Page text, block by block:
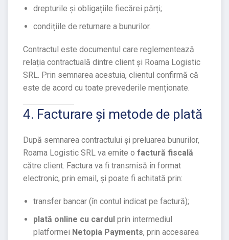
drepturile și obligațiile fiecărei părți;
condițiile de returnare a bunurilor.
Contractul este documentul care reglementează
relația contractuală dintre client și Roama Logistic
SRL. Prin semnarea acestuia, clientul confirmă că
este de acord cu toate prevederile menționate.
4. Facturare și metode de plată
După semnarea contractului și preluarea bunurilor,
Roama Logistic SRL va emite o factură fiscală
către client. Factura va fi transmisă în format
electronic, prin email, și poate fi achitată prin:
transfer bancar (în contul indicat pe factură);
plată online cu cardul prin intermediul
platformei Netopia Payments, prin accesarea